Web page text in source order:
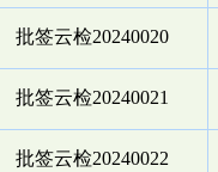
批签云检20240020
批签云检20240021
批签云检20240022